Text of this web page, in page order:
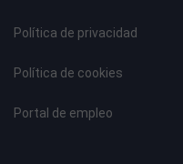
Política de privacidad
Política de cookies
Portal de empleo